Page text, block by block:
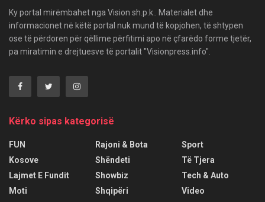
Ky portal mirëmbahet nga Vision sh.p.k.. Materialet dhe
informacionet në këtë portal nuk mund të kopjohen, të shtypen
ose të përdoren për qëllime përfitimi apo në çfarëdo forme tjetër,
pa miratimin e drejtuesve të portalit "Visionpress.info".
Kërko sipas kategorisë
FUN
Kosove
Lajmet E Fundit
Moti
Rajoni & Bota
Shëndeti
Showbiz
Shqipëri
Sport
Të Tjera
Tech & Auto
Video